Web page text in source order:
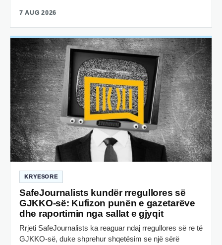
7 AUG 2026
KRYESORE
SafeJournalists kundër rregullores së
GJKKO-së: Kufizon punën e gazetarëve
dhe raportimin nga sallat e gjyqit
Rrjeti SafeJournalists ka reaguar ndaj rregullores së re të
GJKKO-së, duke shprehur shqetësim se një sërë